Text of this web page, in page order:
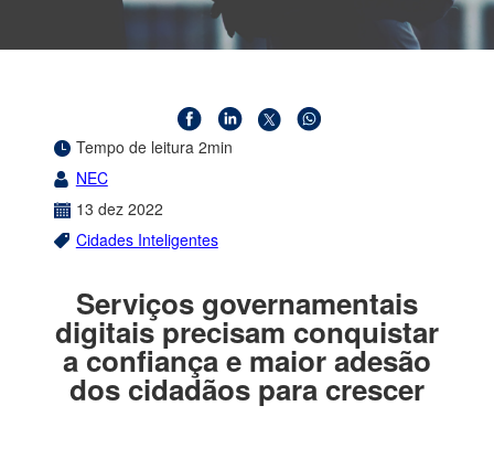
Tempo de leitura 2min
NEC
13 dez 2022
Cidades Inteligentes
Serviços governamentais
digitais precisam conquistar
a confiança e maior adesão
dos cidadãos para crescer